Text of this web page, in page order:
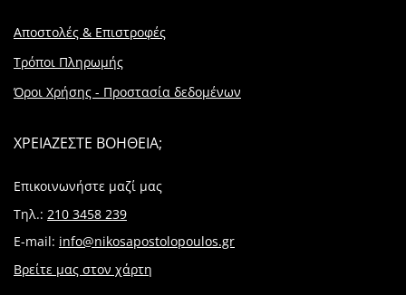
Αποστολές & Επιστροφές
Τρόποι Πληρωμής
Όροι Χρήσης - Προστασία δεδομένων
ΧΡΕΙΑΖΕΣΤΕ ΒΟΗΘΕΙΑ;
Επικοινωνήστε μαζί μας
Τηλ.: 210 3458 239
E-mail: info@nikosapostolopoulos.gr
Βρείτε μας στον χάρτη